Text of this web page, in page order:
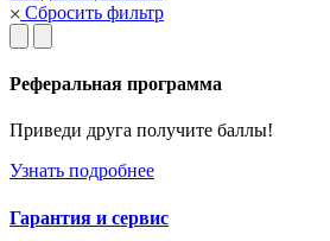
Сбросить фильтр
Реферальная программа
Приведи друга получите баллы!
Узнать подробнее
Гарантия и сервис